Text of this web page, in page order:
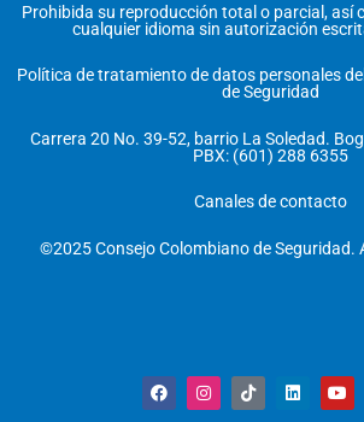
Prohibida su reproducción total o parcial, así
cualquier idioma sin autorización
Política de tratamiento de datos personales
de Seguridad
Carrera 20 No. 39-52, barrio La Soledad.
PBX: (601) 288 6355
Canales de contacto
©2025 Consejo Colombiano de Seguridad.
F
a
c
I
n
s
T
i
k
L
i
Y
o
u